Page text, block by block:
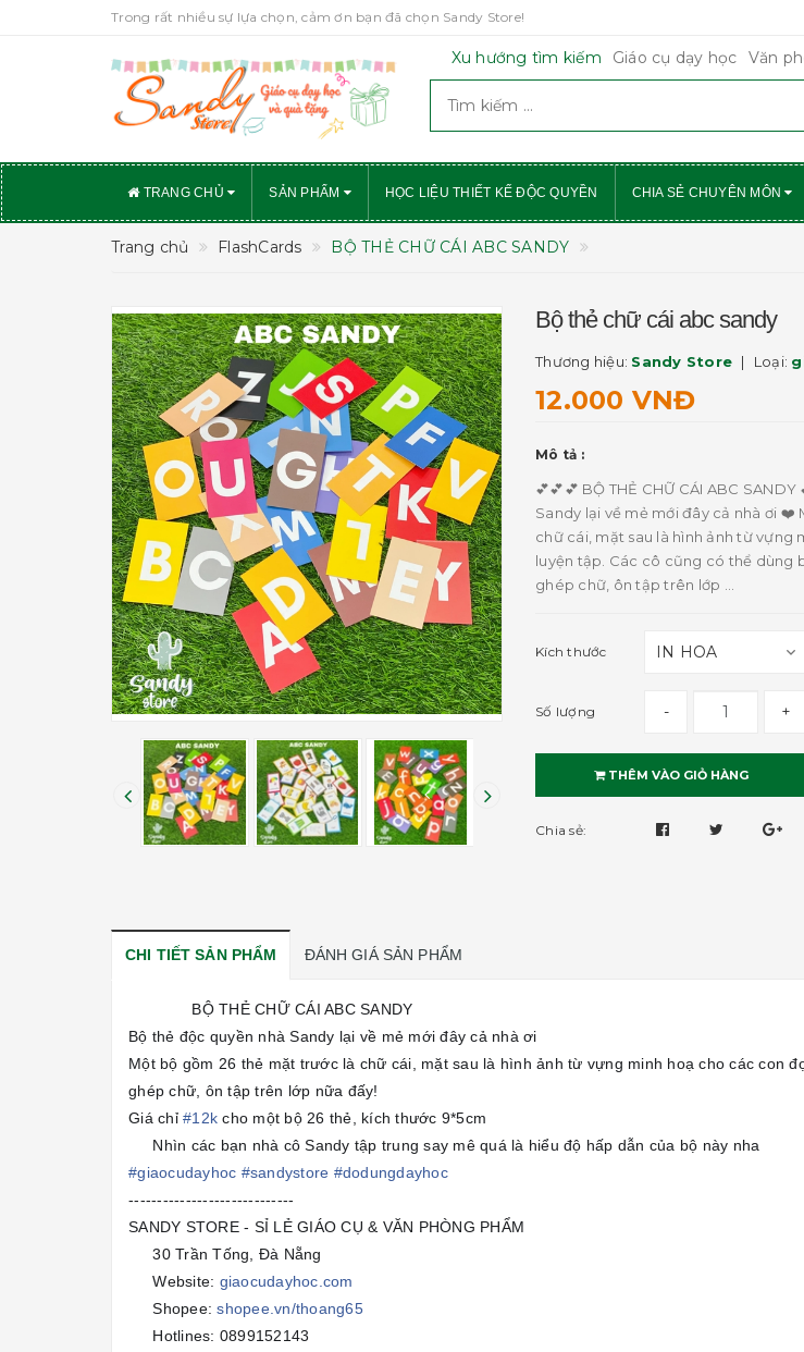
Trong rất nhiều sự lựa chọn, cảm ơn bạn đã chọn Sandy Store!
Xu hướng tìm kiếm Giáo cụ dạy học Văn
TRANG CHỦ SẢN PHẨM HỌC LIỆU THIẾT KẾ ĐỘC QUYỀN CHIA SẺ CHUYÊN MÔN
Trang chủ FlashCards BỘ THẺ CHỮ CÁI ABC SANDY
Bộ thẻ chữ cái abc sandy
Thương hiệu: Sandy Store Loại:
12.000 VNĐ
Mô tả :
💕💕💕 BỘ THẺ CHỮ CÁI ABC
Sandy lại về mẻ mới đây cả nhà ơi ❤️
chữ cái, mặt sau là hình ảnh từ vựng
luyện tập. Các cô cũng có thể dùng
ghép chữ, ôn tập trên lớp ...
Kích thước
Số lượng - +
THÊM VÀO GIỎ HÀNG
Chia sẻ:
CHI TIẾT SẢN PHẨM ĐÁNH GIÁ SẢN PHẨM
BỘ THẺ CHỮ CÁI ABC SANDY
Bộ thẻ độc quyền nhà Sandy lại về mẻ mới đây cả nhà ơi
Một bộ gồm 26 thẻ mặt trước là chữ cái, mặt sau là hình ảnh từ vựng minh hoạ cho các con
ghép chữ, ôn tập trên lớp nữa đấy!
Giá chỉ #12k cho một bộ 26 thẻ, kích thước 9*5cm
Nhìn các bạn nhà cô Sandy tập trung say mê quá là hiểu độ hấp dẫn của bộ này nha
#giaocudayhoc #sandystore #dodungdayhoc
-----------------------------
SANDY STORE - SỈ LẺ GIÁO CỤ & VĂN PHÒNG PHẨM
30 Trần Tống, Đà Nẵng
Website: giaocudayhoc.com
Shopee:shopee.vn/thoang65
Hotlines: 0899152143